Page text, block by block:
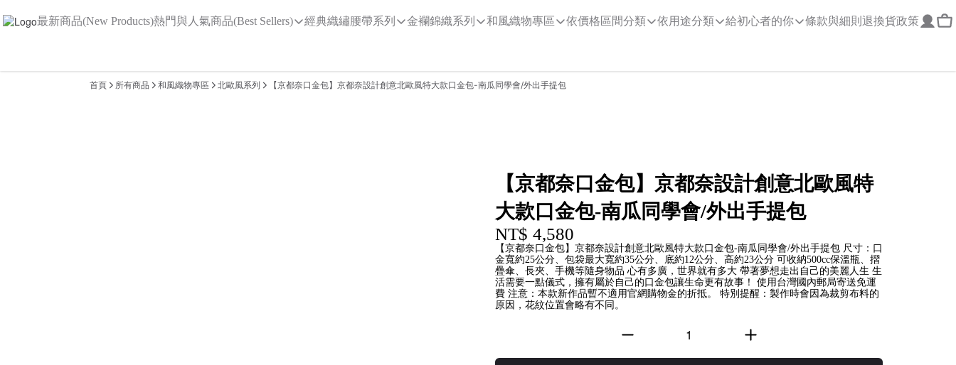
最新商品(New Products)熱門與人氣商品(Best Sellers) 經典織繡腰帶系列 金襴錦織系列 和風織物專區 依價格區間分類 依用途分類 給初心者的你 條款與細則 退換貨政策
首頁 所有商品 和風織物專區 北歐風系列 【京都奈口金包】京都奈設計創意北歐風特大款口金包-南瓜同學會/外出手提包
【京都奈口金包】京都奈設計創意北歐風特
大款口金包-南瓜同學會/外出手提包
NT$ 4,580
【京都奈口金包】京都奈設計創意北歐風特大款口金包-南瓜同學會/外出手提包 尺寸：口
金寬約25公分、包袋最大寬約35公分、底約12公分、高約23公分 可收納500cc保溫瓶、摺
疊傘、長夾、手機等隨身物品 心有多廣，世界就有多大 帶著夢想走出自己的美麗人生 生
活需要一點儀式，擁有屬於自己的口金包讓生命更有故事！ 使用台灣國內郵局寄送免運
費 注意：本款新作品暫不適用官網購物金的折抵。 特別提醒：製作時會因為裁剪布料的
原因，花紋位置會略有不同。